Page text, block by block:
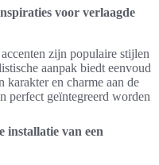
voor verlaagde
zijn populaire stijlen
aanpak biedt eenvoud
en charme aan de
perfect geïntegreerd worden
installatie van een